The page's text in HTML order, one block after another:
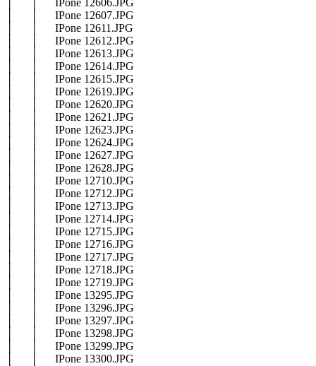
│ │ IPone 12606.JPG
│ │ IPone 12607.JPG
│ │ IPone 12611.JPG
│ │ IPone 12612.JPG
│ │ IPone 12613.JPG
│ │ IPone 12614.JPG
│ │ IPone 12615.JPG
│ │ IPone 12619.JPG
│ │ IPone 12620.JPG
│ │ IPone 12621.JPG
│ │ IPone 12623.JPG
│ │ IPone 12624.JPG
│ │ IPone 12627.JPG
│ │ IPone 12628.JPG
│ │ IPone 12710.JPG
│ │ IPone 12712.JPG
│ │ IPone 12713.JPG
│ │ IPone 12714.JPG
│ │ IPone 12715.JPG
│ │ IPone 12716.JPG
│ │ IPone 12717.JPG
│ │ IPone 12718.JPG
│ │ IPone 12719.JPG
│ │ IPone 13295.JPG
│ │ IPone 13296.JPG
│ │ IPone 13297.JPG
│ │ IPone 13298.JPG
│ │ IPone 13299.JPG
│ │ IPone 13300.JPG